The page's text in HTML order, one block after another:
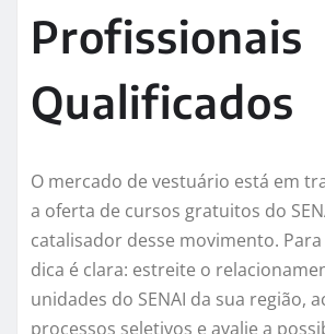
Profissionais
Qualificados
O mercado de vestuário está em
a oferta de cursos gratuitos do
catalisador desse movimento.
dica é clara: estreite o
unidades do SENAI da sua região,
processos seletivos e avalie a